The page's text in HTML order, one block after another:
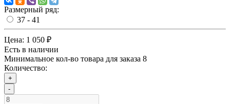
Размерный ряд:
37 - 41
Цена: 1 050 ₽
Есть в наличии
Минимальное кол-во товара для заказа 8
Количество:
+
-